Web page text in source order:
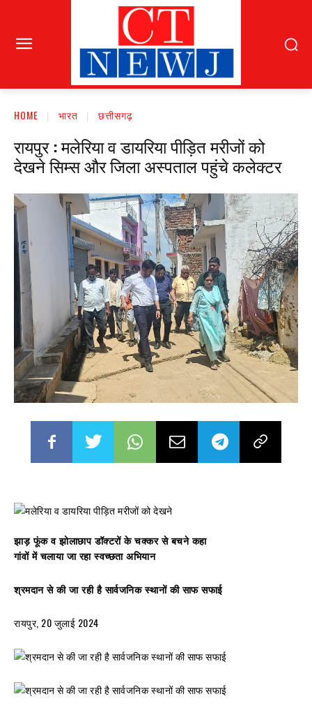
HOME भारत छत्तीसगढ़
रायपुर : मलेरिया व डायरिया पीड़ित मरीजों को
देखने सिम्स और जिला अस्पताल पहुंचे कलेक्टर
झाड़ फूंक व झोलाछाप डॉक्टरों के चक्कर से बचने कहा
गांवों में चलाया जा रहा स्वच्छता अभियान
श्रमदान से की जा रही है सार्वजनिक स्थानों की साफ सफाई
रायपुर, 20 जुलाई 2024